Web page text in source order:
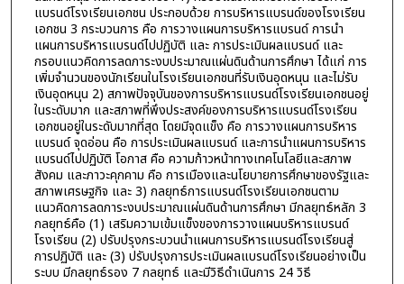
แบรนด์โรงเรียนเอกชน ประกอบด้วย การบริหารแบรนด์ของโรงเรียน
เอกชน 3 กระบวนการ คือ การวางแผนการบริหารแบรนด์ การนำ
แผนการบริหารแบรนด์ไปปฏิบัติ และ การประเมินผลแบรนด์ และ
กรอบแนวคิดการลดภาระงบประมาณแผ่นดินด้านการศึกษา ได้แก่ การ
เพิ่มจำนวนของนักเรียนในโรงเรียนเอกชนที่รับเงินอุดหนุน และไม่รับ
เงินอุดหนุน 2) สภาพปัจจุบันของการบริหารแบรนด์โรงเรียนเอกชนอยู่
ในระดับมาก และสภาพที่พึงประสงค์ของการบริหารแบรนด์โรงเรียน
เอกชนอยู่ในระดับมากที่สุด โดยมีจุดแข็ง คือ การวางแผนการบริหาร
แบรนด์ จุดอ่อน คือ การประเมินผลแบรนด์ และการนำแผนการบริหาร
แบรนด์ไปปฏิบัติ โอกาส คือ ความก้าวหน้าทางเทคโนโลยีและสภาพ
สังคม และภาวะคุกคาม คือ การเมืองและนโยบายการศึกษาของรัฐและ
สภาพเศรษฐกิจ และ 3) กลยุทธ์การแบรนด์โรงเรียนเอกชนตาม
แนวคิดการลดภาระงบประมาณแผ่นดินด้านการศึกษา มีกลยุทธ์หลัก 3
กลยุทธ์คือ (1) เสริมความเข้มแข็งของการวางแผนบริหารแบรนด์
โรงเรียน (2) ปรับปรุงกระบวนนำแผนการบริหารแบรนด์โรงเรียนสู่
การปฏิบัติ และ (3) ปรับปรุงการประเมินผลแบรนด์โรงเรียนอย่างเป็น
ระบบ มีกลยุทธ์รอง 7 กลยุทธ์ และมีวิธีดำเนินการ 24 วิธี